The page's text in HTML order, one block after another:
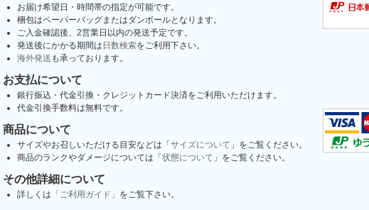
お届け希望日・時間帯の指定が可能です。
梱包はペーパーバッグまたはダンボールとなります。
ご入金確認後、2営業日以内の発送予定です。
発送後にかかる期間は 日数検索をご利用下さい。
海外発送 も承っております。
お支払について
銀行振込・代金引換・クレジットカード決済をご利用いただけます。
代金引換手数料は無料です。
商品について
サイズやお召しいただける目安などは「サイズについて 」をご覧ください。
商品のランクやダメージについては「状態について 」をご覧ください。
その他詳細について
詳しくは 「ご利用ガイド」 をご覧下さい。